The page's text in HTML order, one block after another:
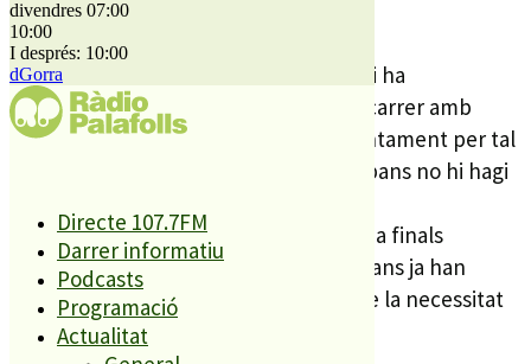
divendres 07:00
10:00
I després: 10:00
dGorra
Directe 107.7FM
Darrer informatiu
Podcasts
Programació
Actualitat
carrer.
Segons ERC en aquest carrer només hi ha
aproximadament una quarta part del carrer amb
voreres i és per això que insten a l’Ajuntament per tal
que en breu efectuï aquestes obres abans no hi hagi
En la propera sessió plenària, prevista a finals
d’aquests mes d’octubre, els republicans ja han
anunciat que faran la petició formal de la necessitat
de les obres.